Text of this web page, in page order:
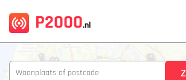
P2000.nl